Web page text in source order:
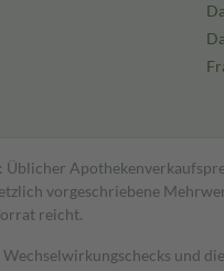
Üblicher
vorgeschriebene
reicht.
und